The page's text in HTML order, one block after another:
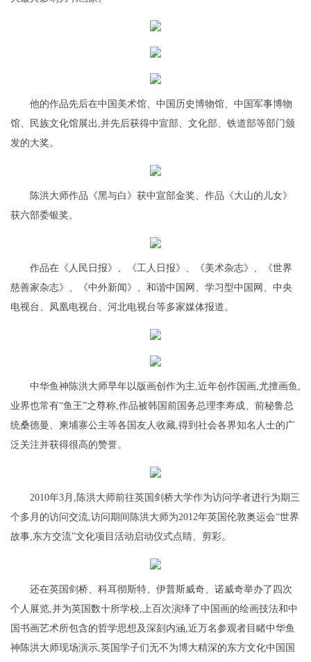
他的作品先后在中国美术馆、中国历史博物馆、中国军事博物
馆、民族文化馆展出,并先后获得中宣部、文化部、铁道部等部门颁
发的大奖。
陈洪大师作品《黑与白》获中宣部金奖、作品《大山的儿女》
获六部委银奖。
作品在《人民日报》、《工人日报》、《美术杂志》、《世界
慈善家杂志》、《中外新闻》、和谐中国网、学习型中国网、中央
电视台、凤凰电视台、河北电视台等多家媒体报道。
中华鱼神陈洪大师早年以版画创作为主,近年创作国画,尤擅画鱼,
业界也常有“鱼王”之尊称,作品被韩国前国务总理李寿成、前秘鲁总
统桑德曼、柬埔寨公主等各国友人收藏,得到社会各界知名人士的广
泛关注并获得很高的赞誉。
2010年3月,陈洪大师前往英国剑桥大学作为访问学者进行为期三
个多月的访问交流,访问期间陈洪大师为2012年英国伦敦奥运会“世界
故事,东方交流”文化项目活动启动仪式点睛、剪彩。
还在英国剑桥、科耳彻斯特、伊普斯威奇、诺威奇举办了四次
个人展览,并为英国数十所学校,上百次演绎了中国画的绘画技法和中
国书画艺术所包含的哲学思想及深刻内涵,近万名参观者目睹中华鱼
神陈洪大师现场演示,英国学子们无不为博大精深的东方文化中国国